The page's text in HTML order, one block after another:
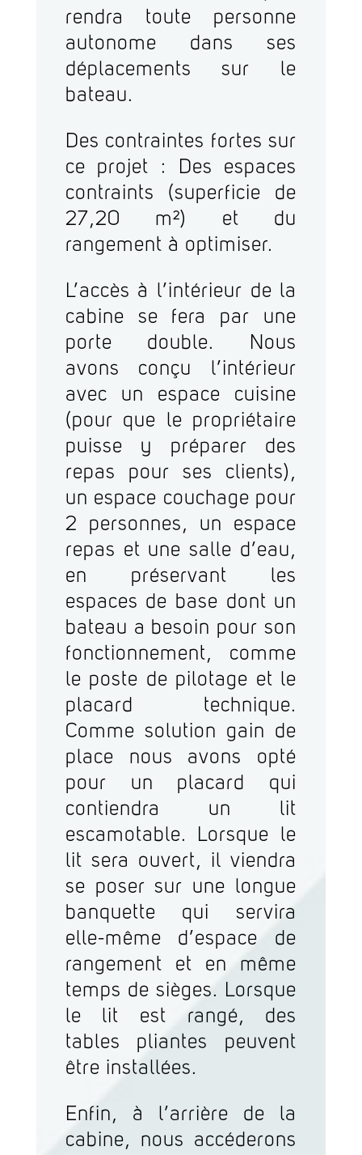
rendra toute personne
autonome dans ses
déplacements sur le
bateau.
Des contraintes fortes sur
ce projet : Des espaces
contraints (superficie de
27,20 m²) et du
rangement à optimiser.
L’accès à l’intérieur de la
cabine se fera par une
porte double. Nous
avons conçu l’intérieur
avec un espace cuisine
(pour que le propriétaire
puisse y préparer des
repas pour ses clients),
un espace couchage pour
2 personnes, un espace
repas et une salle d’eau,
en préservant les
espaces de base dont un
bateau a besoin pour son
fonctionnement, comme
le poste de pilotage et le
placard technique.
Comme solution gain de
place nous avons opté
pour un placard qui
contiendra un lit
escamotable. Lorsque le
lit sera ouvert, il viendra
se poser sur une longue
banquette qui servira
elle-même d’espace de
rangement et en même
temps de sièges. Lorsque
le lit est rangé, des
tables pliantes peuvent
être installées.
Enfin, à l’arrière de la
cabine, nous accéderons